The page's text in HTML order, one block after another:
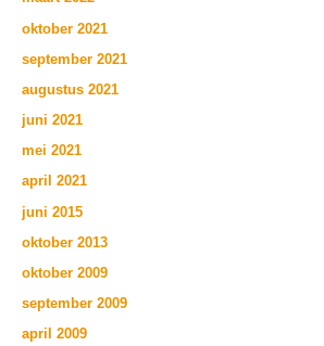
oktober 2021
september 2021
augustus 2021
juni 2021
mei 2021
april 2021
juni 2015
oktober 2013
oktober 2009
september 2009
april 2009